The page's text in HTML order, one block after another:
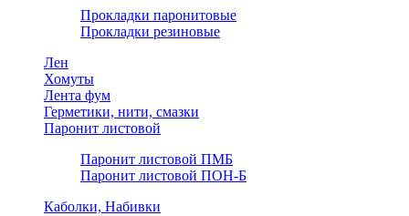
Прокладки паронитовые
Прокладки резиновые
Лен
Хомуты
Лента фум
Герметики, нити, смазки
Паронит листовой
Паронит листовой ПМБ
Паронит листовой ПОН-Б
Каболки, Набивки